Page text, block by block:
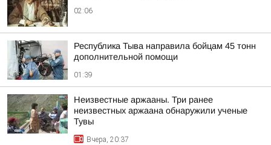
02:06
Республика Тыва направила бойцам 45 тонн
дополнительной помощи
01:39
Неизвестные аржааны. Три ранее
неизвестных аржаана обнаружили ученые
Тувы
Вчера, 20:37